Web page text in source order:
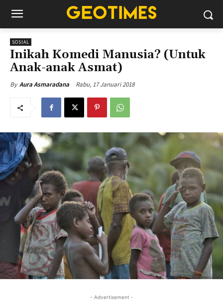
SOSIAL
Inikah Komedi Manusia? (Untuk
Anak-anak Asmat)
By Aura Asmaradana Rabu, 17 Januari 2018
- Advertisement -